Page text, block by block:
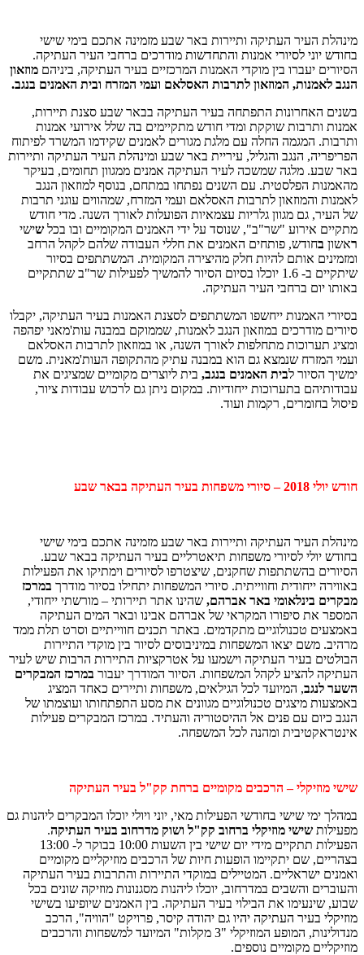
מינהלת העיר העתיקה ותיירות באר שבע מזמינה אתכם בימי שישי
בחודש יוני לסיורי אמנות והתחדשות מודרכים ברחבי העיר העתיקה.
הסיורים יעברו בין מוקדי האמנות המרכזיים בעיר העתיקה, ביניהם מוזאון
הנגב לאמנות, המוזאון לתרבות האסלאם ועמי המזרח ובית האמנים בנגב.
בשנים האחרונות התפתחה בעיר העתיקה בבאר שבע סצנת תיירות,
אמנות ותרבות שוקקת ומדי חודש מתקיימים בה שלל אירועי אמנות
ותרבות. המגמה החלה עם מלגת מגורים לאמנים שקידמו המשרד לפיתוח
הפריפריה, הנגב והגליל, עיריית באר שבע ומינהלת העיר העתיקה ותיירות
באר שבע. מלגה שמשכה לעיר העתיקה אמנים ממגוון תחומים, בעיקר
מהאמנות הפלסטית. עם השנים נפתחו במתחם, בנוסף למוזאון הנגב
לאמנות והמוזאון לתרבות האסלאם ועמי המזרח, שמהווים עוגני תרבות
של העיר, גם מגוון גלריות עצמאיות הפועלות לאורך השנה. מדי חודש
מתקיים אירוע "שר"ב", שנוסד על ידי האמנים המקומיים ובו בכל שישי
ראשון בחודש, פותחים האמנים את חללי העבודה שלהם לקהל הרחב
ומזמינים אותם להיות חלק מהיצירה המקומית. המשתתפים בסיור
שיתקיים ב- 1.6 יוכלו בסיום הסיור להמשיך לפעילות שר"ב שתתקיים
באותו יום ברחבי העיר העתיקה.
בסיורי האמנות ייחשפו המשתתפים לסצנת האמנות בעיר העתיקה, יקבלו
סיורים מודרכים במוזאון הנגב לאמנות, שממוקם במבנה עות'מאני יפהפה
ומציג תערוכות מתחלפות לאורך השנה, או במוזאון לתרבות האסלאם
ועמי המזרח שנמצא גם הוא במבנה עתיק מהתקופה העות'מאנית. משם
ימשיך הסיור לבית האמנים בנגב, בית ליוצרים מקומיים שמציגים את
עבודותיהם בתערוכות ייחודיות. במקום ניתן גם לרכוש עבודות ציור,
פיסול בחומרים, רקמות ועוד.
חודש יולי 2018 – סיורי משפחות בעיר העתיקה בבאר שבע
מינהלת העיר העתיקה ותיירות באר שבע מזמינה אתכם בימי שישי
בחודש יולי לסיורי משפחות תיאטרליים בעיר העתיקה בבאר שבע.
הסיורים בהשתתפות שחקנים, שיצטרפו לסיורים וימתיקו את הפעילות
באווירה ייחודית וחווייתית. סיורי המשפחות יתחילו בסיור מודרך במרכז
מבקרים בינלאומי באר אברהם, שהינו אתר תיירותי – מורשתי ייחודי,
המספר את סיפורו המקראי של אברהם אבינו ובאר המים העתיקה
באמצעים טכנולוגיים מתקדמים. באתר תכנים חווייתיים וסרט תלת ממד
מרהיב. משם יצאו המשפחות במיניבוסים לסיור בין מוקדי התיירות
הבולטים בעיר העתיקה וישמעו על אטרקציות התיירות הרבות שיש לעיר
העתיקה להציע לקהל המשפחות. הסיור המודרך יעבור במרכז המבקרים
השער לנגב, המיועד לכל הגילאים, משפחות ותיירים כאחד המציג
באמצעות מיצגים טכנולוגיים מגוונים את מסע התפתחותו ועוצמתו של
הנגב כיום עם פנים אל ההיסטוריה והעתיד. במרכז המבקרים פעילות
אינטראקטיבית ומהנה לכל המשפחה.
שישי מוזיקלי – הרכבים מקומיים ברחת קק"ל בעיר העתיקה
במהלך ימי שישי בחודשי הפעילות מאי, יוני ויולי יוכלו המבקרים ליהנות גם
מפעילות שישי מוזיקלי ברחוב קק"ל ושוק מדרחוב בעיר העתיקה.
הפעילות תתקיים מידי יום שישי בין השעות 10:00 בבוקר ל- 13:00
בצהריים, שם יתקיימו הופעות חיות של הרכבים מוזיקליים מקומיים
ואמנים ישראליים. המטיילים במוקדי התיירות והתרבות בעיר העתיקה
והעוברים והשבים במדרחוב, יוכלו ליהנות מסגנונות מוזיקה שונים בכל
שבוע, שינעימו את הבילוי בעיר העתיקה. בין האמנים שיופיעו בשישי
מוזיקלי בעיר העתיקה יהיו גם יהודה קיסר, פרויקט "הוויה", הרכב
מנדולינות, המופע המוזיקלי "3 מקלות" המיועד למשפחות והרכבים
מוזיקליים מקומיים נוספים.